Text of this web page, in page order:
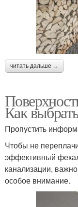
читать дальше →
Как
Пропустить
Чтобы не
эффективный
канализации,
особое внимание.